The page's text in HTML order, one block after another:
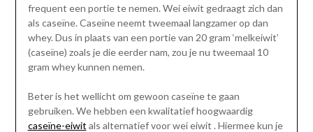
frequent een portie te nemen. Wei eiwit gedraagt zich dan
als caseïne. Caseïne neemt tweemaal langzamer op dan
whey. Dus in plaats van een portie van 20 gram ‘melkeiwit’
(caseïne) zoals je die eerder nam, zou je nu tweemaal 10
gram whey kunnen nemen.
Beter is het wellicht om gewoon caseïne te gaan
gebruiken. We hebben een kwalitatief hoogwaardig
caseïne-eiwit als alternatief voor wei eiwit . Hiermee kun je